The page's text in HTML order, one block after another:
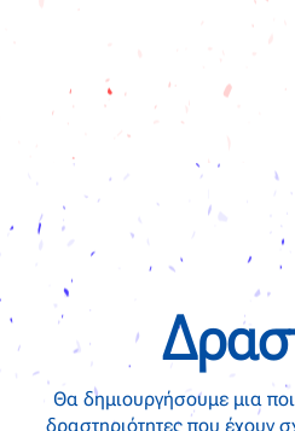
Θα δημιουργήσουμε μια
δραστηριότητες που έχουν